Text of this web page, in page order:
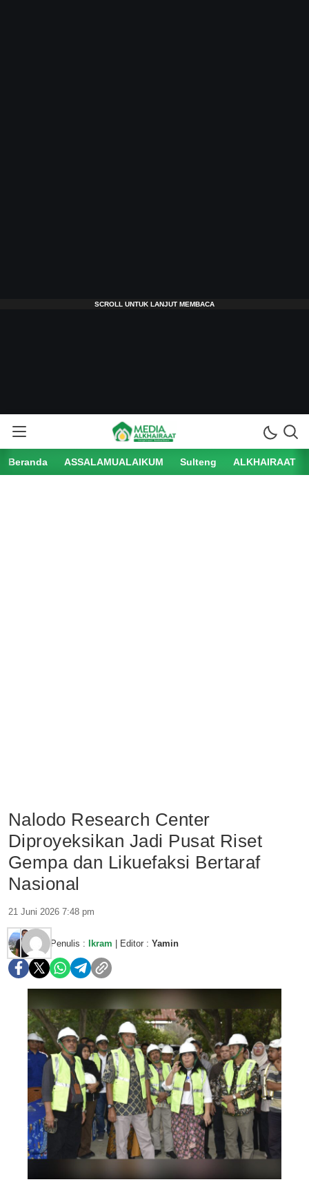
Beranda ASSALAMUALAIKUM Sulteng ALKHAIRAAT
Nalodo Research Center
Diproyeksikan Jadi Pusat Riset
Gempa dan Likuefaksi Bertaraf
Nasional
21 Juni 2026 7:48 pm
Penulis : Ikram | Editor : Yamin